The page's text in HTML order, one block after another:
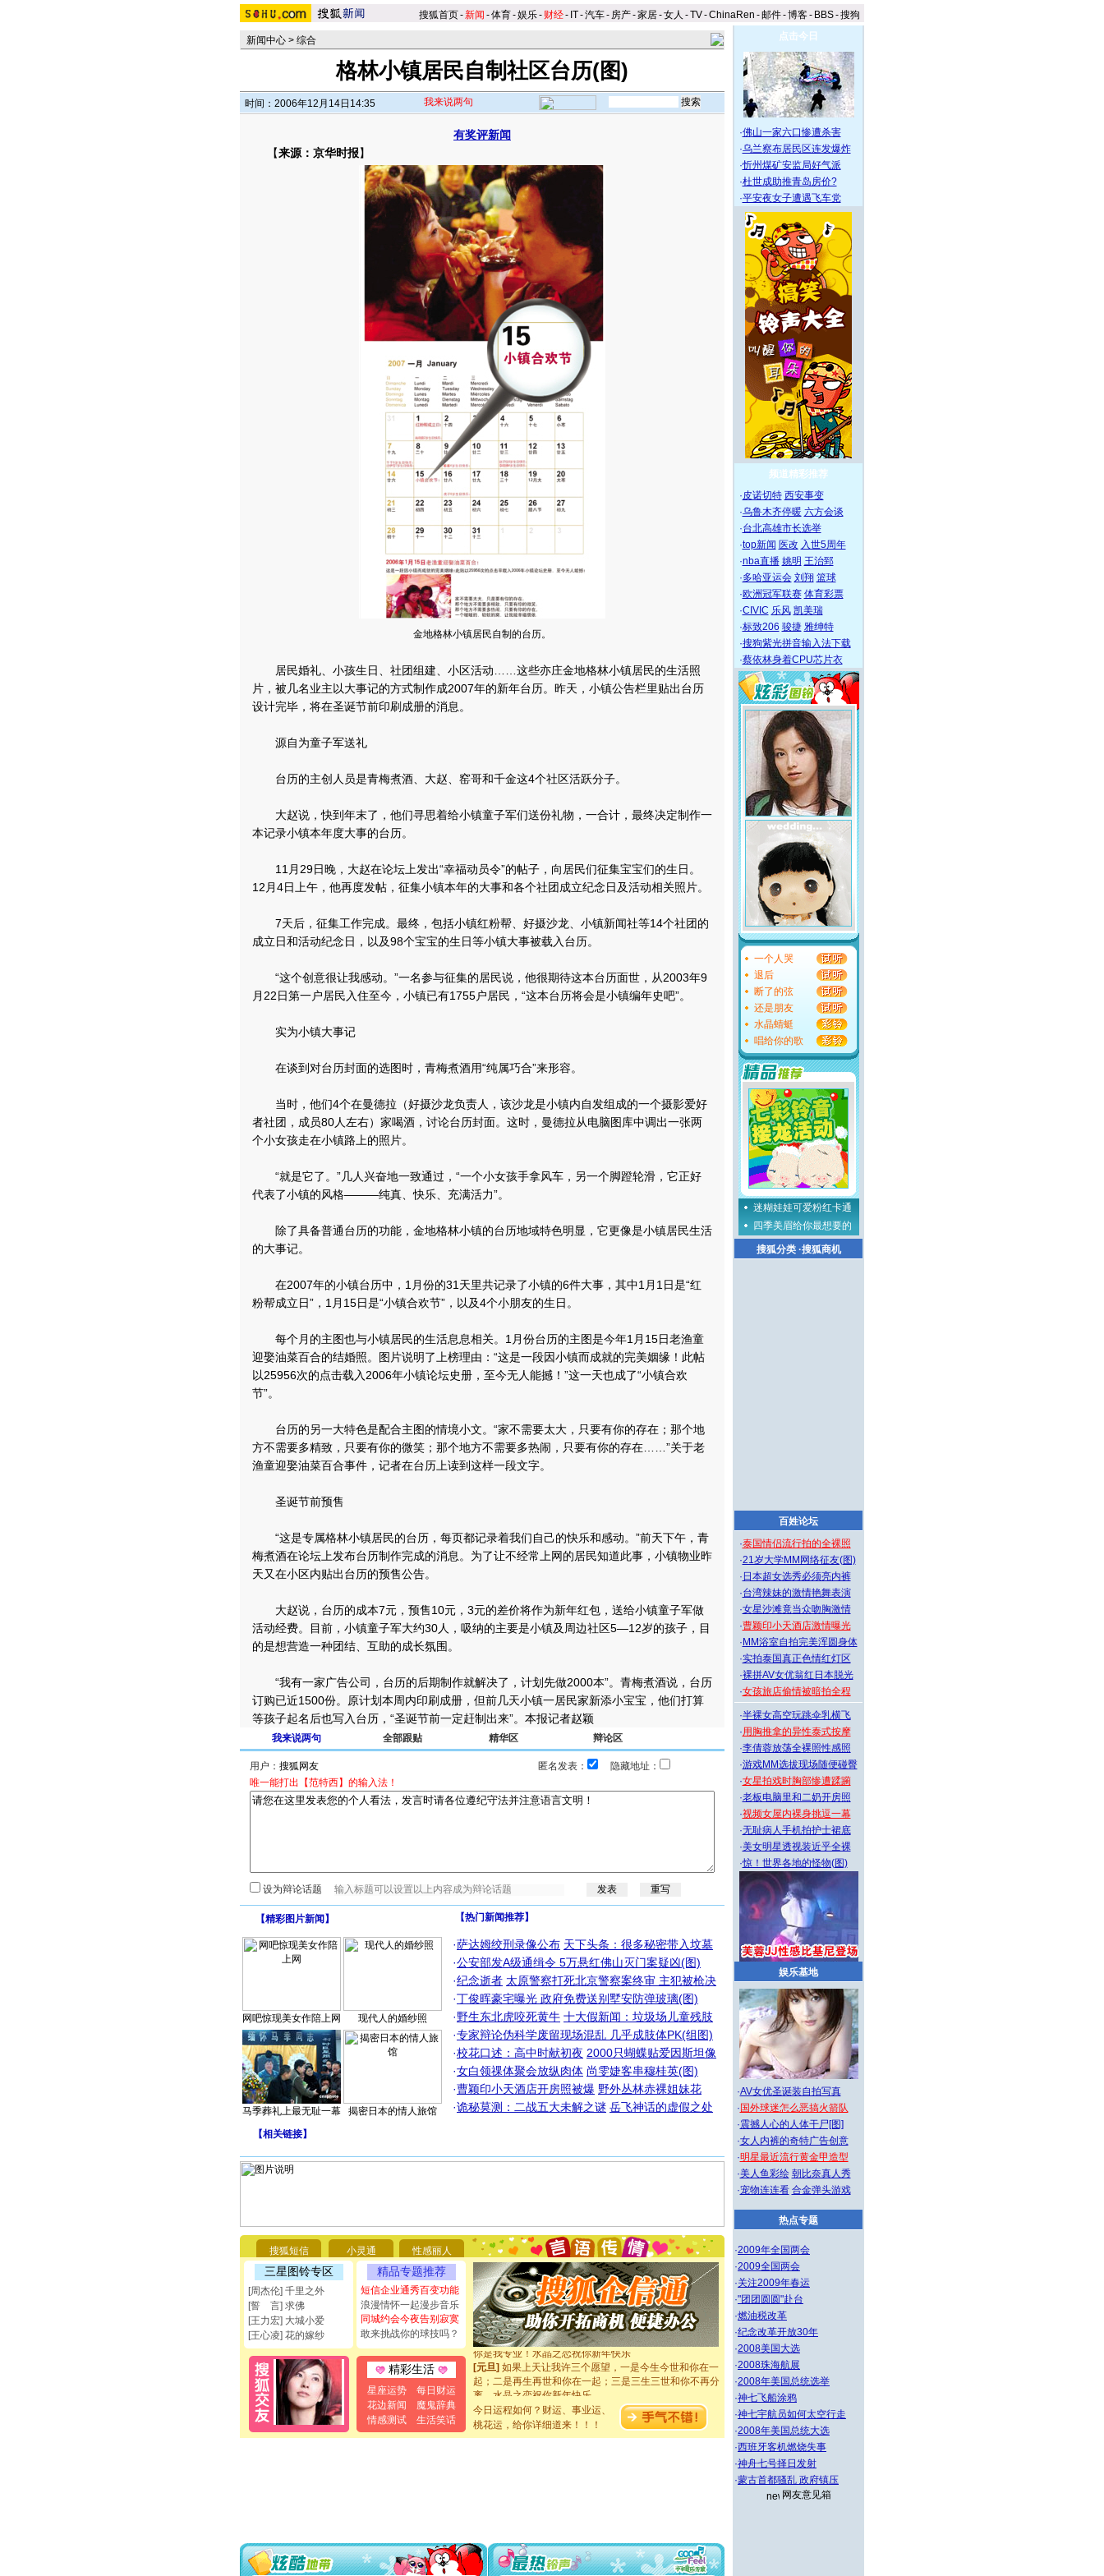
搜狐首页-新闻 -体育-娱乐- 财经- IT-汽车- 房产-家居-女人 -TV-ChinaRen -邮件-博客- BBS-搜狗
新闻中心 > 综合
格林小镇居民自制社区台历(图)
时间：2006年12月14日14:35 我来说两句
有奖评新闻
【来源：京华时报】
金地格林小镇居民自制的台历。
居民婚礼、小孩生日、社团组建、小区活动……这些亦庄金地格林小镇居民的生活照
片，被几名业主以大事记的方式制作成2007年的新年台历。昨天，小镇公告栏里贴出台历
设计完毕，将在圣诞节前印刷成册的消息。
源自为童子军送礼
台历的主创人员是青梅煮酒、大赵、窑哥和千金这4个社区活跃分子。
大赵说，快到年末了，他们寻思着给小镇童子军们送份礼物，一合计，最终决定制作一
本记录小镇本年度大事的台历。
11月29日晚，大赵在论坛上发出“幸福动员令”的帖子，向居民们征集宝宝们的生日。
12月4日上午，他再度发帖，征集小镇本年的大事和各个社团成立纪念日及活动相关照片。
7天后，征集工作完成。最终，包括小镇红粉帮、好摄沙龙、小镇新闻社等14个社团的
成立日和活动纪念日，以及98个宝宝的生日等小镇大事被载入台历。
“这个创意很让我感动。”一名参与征集的居民说，他很期待这本台历面世，从2003年9
月22日第一户居民入住至今，小镇已有1755户居民，“这本台历将会是小镇编年史吧”。
实为小镇大事记
在谈到对台历封面的选图时，青梅煮酒用“纯属巧合”来形容。
当时，他们4个在曼德拉（好摄沙龙负责人，该沙龙是小镇内自发组成的一个摄影爱好
者社团，成员80人左右）家喝酒，讨论台历封面。这时，曼德拉从电脑图库中调出一张两
个小女孩走在小镇路上的照片。
“就是它了。”几人兴奋地一致通过，“一个小女孩手拿风车，另一个脚蹬轮滑，它正好
代表了小镇的风格———纯真、快乐、充满活力”。
除了具备普通台历的功能，金地格林小镇的台历地域特色明显，它更像是小镇居民生活
的大事记。
在2007年的小镇台历中，1月份的31天里共记录了小镇的6件大事，其中1月1日是“红
粉帮成立日”，1月15日是“小镇合欢节”，以及4个小朋友的生日。
每个月的主图也与小镇居民的生活息息相关。1月份台历的主图是今年1月15日老渔童
迎娶油菜百合的结婚照。图片说明了上榜理由：“这是一段因小镇而成就的完美姻缘！此帖
以25956次的点击载入2006年小镇论坛史册，至今无人能撼！”这一天也成了“小镇合欢
节”。
台历的另一大特色是配合主图的情境小文。“家不需要太大，只要有你的存在；那个地
方不需要多精致，只要有你的微笑；那个地方不需要多热闹，只要有你的存在……”关于老
渔童迎娶油菜百合事件，记者在台历上读到这样一段文字。
圣诞节前预售
“这是专属格林小镇居民的台历，每页都记录着我们自己的快乐和感动。”前天下午，青
梅煮酒在论坛上发布台历制作完成的消息。为了让不经常上网的居民知道此事，小镇物业昨
天又在小区内贴出台历的预售公告。
大赵说，台历的成本7元，预售10元，3元的差价将作为新年红包，送给小镇童子军做
活动经费。目前，小镇童子军大约30人，吸纳的主要是小镇及周边社区5—12岁的孩子，目
的是想营造一种团结、互助的成长氛围。
“我有一家广告公司，台历的后期制作就解决了，计划先做2000本”。青梅煮酒说，台历
订购已近1500份。原计划本周内印刷成册，但前几天小镇一居民家新添小宝宝，他们打算
等孩子起名后也写入台历，“圣诞节前一定赶制出来”。本报记者赵颖
我来说两句 全部跟贴 精华区 辩论区
用户： 匿名发表：
隐藏地址：
唯一能打出【范特西】的输入法！
设为辩论话题
【精彩图片新闻 】
网吧惊现美女作陪上网 现代人的婚纱照
马季葬礼上最无耻一幕 揭密日本的情人旅馆
【热门新闻推荐】
·萨达姆绞刑录像公布 天下头条：很多秘密带入坟墓
·公安部发A级通缉令 5万悬红佛山灭门案疑凶(图)
·纪念逝者 太原警察打死北京警察案终审 主犯被枪决
·丁俊晖豪宅曝光 政府免费送别墅安防弹玻璃(图)
·野生东北虎咬死黄牛 十大假新闻：垃圾场儿童残肢
·专家辩论伪科学废留现场混乱 几乎成肢体PK(组图)
·校花口述：高中时献初夜 2000只蝴蝶贴爱因斯坦像
·女白领祼体聚会放纵肉体 尚雯婕客串穆桂英(图)
·曹颖印小天酒店开房照被爆 野外丛林赤裸姐妹花
·诡秘莫测：二战五大未解之谜 岳飞神话的虚假之处
【相关链接】
搜狐短信 小灵通 性感丽人
三星图铃专区
[周杰伦] 千里之外
[誓 言] 求佛
[王力宏] 大城小爱
[王心凌] 花的嫁纱
精品专题推荐
短信企业通秀百变功能
浪漫情怀一起漫步音乐
同城约会今夜告别寂寞
敢来挑战你的球技吗？
精彩生活
星座运势
每日财运
花边新闻
魔鬼辞典
情感测试
生活笑话
要平安！千万要知足！千万不要忘记我！
[圣诞节]不只这样的日子才会想起你,而是这样的日子才
能正大光明地骚扰你,告诉你,圣诞要快乐!新年要快乐!天天
都要快乐噢!
[圣诞节]奉上一颗祝福的心,在这个特别的日子里,愿幸福,
如意,快乐,鲜花,一切美好的祝愿与你同在.圣诞快乐!
[元旦]看到你我会触电；看不到你我要充电；没有你我会
断电。爱你是我职业，想你是我事业，抱你是我特长，吻
你是我专业！水晶之恋祝你新年快乐
[元旦]如果上天让我许三个愿望，一是今生今世和你在一
起；二是再生再世和你在一起；三是三生三世和你不再分
离。水晶之恋祝你新年快乐
当我狠下心扭头离去那一刻，你在我身后无助地哭
泣，这痛楚让我明白我多么爱你。我转身抱住你：这猪不
卖了。水晶之恋祝你新年快乐。
你太多，只有给你五千万：千万快乐！千万要健康！千万
要平安！千万要知足！千万不要忘记我！
[圣诞节]不只这样的日子才会想起你,而是这样的日子才
今日运程如何？财运、事业运、
桃花运，给你详细道来！！！
点击今日
·佛山一家六口惨遭杀害
·乌兰察布居民区连发爆炸
·忻州煤矿安监局好气派
·杜世成助推青岛房价?
·平安夜女子遭遇飞车党
频道精彩推荐
·皮诺切特 西安事变
·乌鲁木齐停暖 六方会谈
·台北高雄市长选举
·top新闻 医改 入世5周年
·nba直播 姚明 王治郅
·多哈亚运会 刘翔 篮球
·欧洲冠军联赛 体育彩票
·CIVIC 乐风 凯美瑞
·标致206 骏捷 雅绅特
·搜狗紫光拼音输入法下载
·蔡依林身着CPU芯片衣
一个人哭
退后
断了的弦
还是朋友
水晶蜻蜓
唱给你的歌
迷糊娃娃可爱粉红卡通
四季美眉给你最想要的
搜狐分类·搜狐商机
百姓论坛
·泰国情侣流行拍的全裸照
·21岁大学MM网络征友(图)
· 日本超女选秀必须亮内裤
·台湾辣妹的激情艳舞表演
·女星沙滩竟当众吻胸激情
·曹颖印小天酒店激情曝光
· MM浴室自拍完美浑圆身体
·实拍泰国真正色情红灯区
·裸拼AV女优翁红日本脱光
·女孩旅店偷情被暗拍全程
·半裸女高空玩跳伞乳横飞
·用胸推拿的异性泰式按摩
·李倩蓉放荡全裸照性感照
·游戏MM选拔现场随便碰臀
·女星拍戏时胸部惨遭蹂躏
·老板电脑里和二奶开房照
·视频女屋内裸身挑逗一幕
·无耻病人手机拍护士裙底
·美女明星透视装近乎全裸
·惊！世界各地的怪物(图)
娱乐基地
·AV女优圣诞装自拍写真
· 国外球迷怎么恶搞火箭队
·震撼人心的人体干尸[图]
·女人内裤的奇特广告创意
·明星最近流行黄金甲造型
·美人鱼彩绘 朝比奈真人秀
·宠物连连看 合金弹头游戏
热点专题
·2009年全国两会
·2009全国两会
·关注2009年春运
·"团团圆圆"赴台
·燃油税改革
·纪念改革开放30年
·2008美国大选
·2008珠海航展
·2008年美国总统选举
·神七飞船涂鸦
·神七宇航员如何太空行走
·2008年美国总统大选
·西班牙客机燃烧失事
·神舟七号择日发射
·蒙古首都骚乱 政府镇压
网友意见箱